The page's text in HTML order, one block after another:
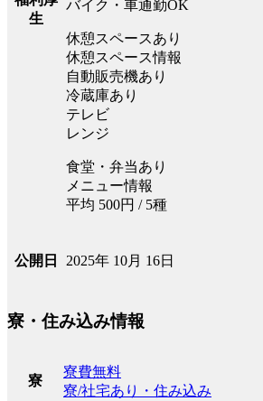
生
バイク・車通勤OK
休憩スペースあり
休憩スペース情報
自動販売機あり
冷蔵庫あり
テレビ
レンジ
食堂・弁当あり
メニュー情報
平均 500円 / 5種
公開日 2025年 10月 16日
寮・住み込み情報
寮
寮費無料
寮/社宅あり・住み込み